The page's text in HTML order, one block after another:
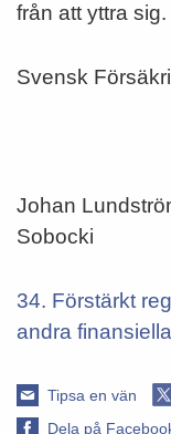
från att yttra sig.
Svensk
Johan
Sobocki
34. Förstärkt
andra
Tipsa en vän
Dela på